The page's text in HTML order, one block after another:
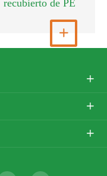
recubierto de PE
Ver más



